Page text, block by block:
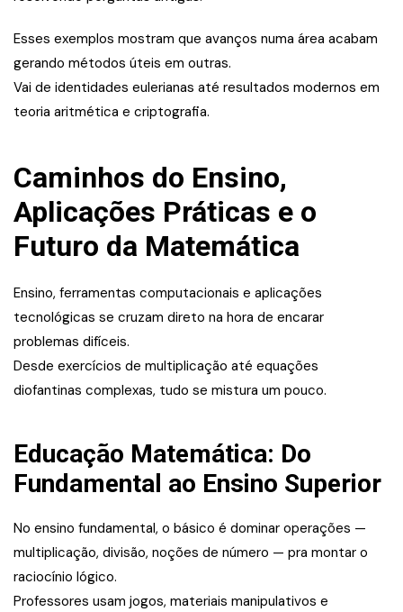
Esses exemplos mostram que avanços numa área acabam
gerando métodos úteis em outras.
Vai de identidades eulerianas até resultados modernos em
teoria aritmética e criptografia.
Caminhos do Ensino,
Aplicações Práticas e o
Futuro da Matemática
Ensino, ferramentas computacionais e aplicações
tecnológicas se cruzam direto na hora de encarar
problemas difíceis.
Desde exercícios de multiplicação até equações
diofantinas complexas, tudo se mistura um pouco.
Educação Matemática: Do
Fundamental ao Ensino Superior
No ensino fundamental, o básico é dominar operações —
multiplicação, divisão, noções de número — pra montar o
raciocínio lógico.
Professores usam jogos, materiais manipulativos e